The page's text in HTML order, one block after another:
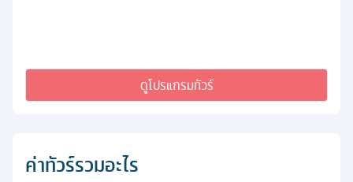
ดูโปรแกรมทัวร์
ค่าทัวร์รวมอะไร